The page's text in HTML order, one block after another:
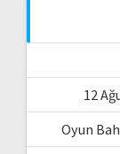
12
Oyun